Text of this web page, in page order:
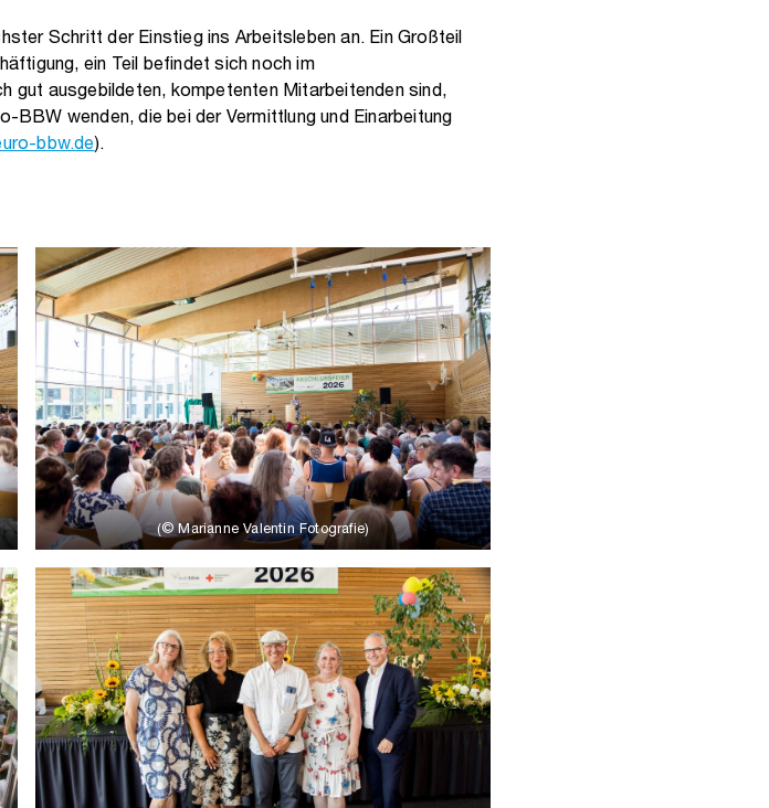
Schritt der Einstieg ins Arbeitsleben an. Ein Großteil
ein Teil befindet sich noch im
gut ausgebildeten, kompetenten Mitarbeitenden sind,
BBW wenden, die bei der Vermittlung und Einarbeitung
bbw.de).
(© Marianne Valentin Fotografie)